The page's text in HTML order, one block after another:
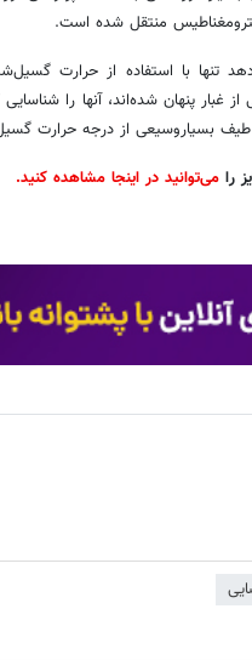
منتقل شده است.
تنها با استفاده از حرارت
غبار پنهان شده‌اند، آنها را
طیف بسیار‌وسیعی از درجه حرارت
را می‌توانید در اینجا مشاهده کنید.